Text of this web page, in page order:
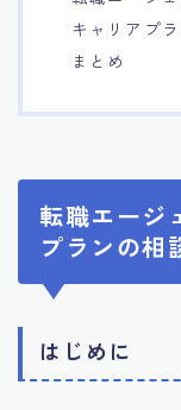
9.年代別の目標
10.エージェン
11.転職相談で
12.異業種への転
14.エージェン
キャリアプ
まとめ
転職エージ
プランの相
はじめに